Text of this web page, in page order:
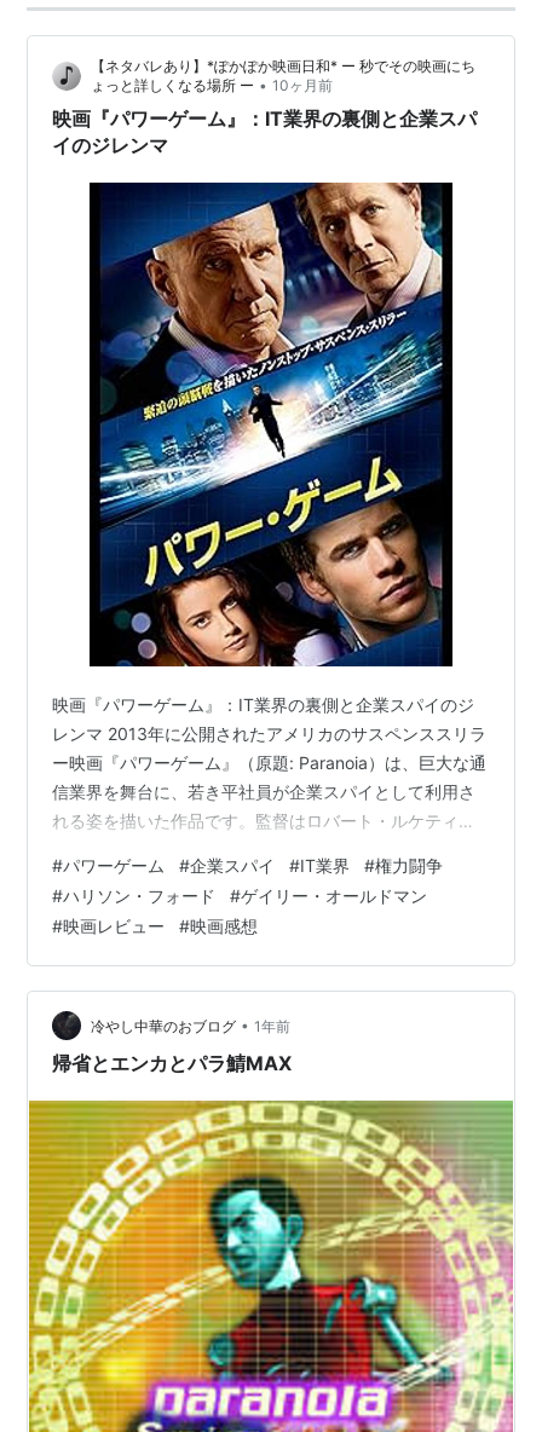
【ネタバレあり】*ぽかぽか映画日和* ー 秒でその映画にち
ょっと詳しくなる場所 ー • 10ヶ月前
映画『パワーゲーム』：IT業界の裏側と企業スパ
イのジレンマ
映画『パワーゲーム』：IT業界の裏側と企業スパイのジ
レンマ 2013年に公開されたアメリカのサスペンススリラ
ー映画『パワーゲーム』（原題: Paranoia）は、巨大な通
信業界を舞台に、若き平社員が企業スパイとして利用さ
れる姿を描いた作品です。監督はロバート・ルケティッ
人公は、ニューヨークのブルックリンで病気の父と二人
暮らしをするアダム・キャシディ。彼は急成長中の通信
会社ワイアット社に勤める野心的な青年ですが、なかな
か出世の機会に恵まれず、くすぶる日々を送っていま
す。ある日、上司からの不当な解雇通告を受けたアダム
は、衝動的に会社の資金を流用して…
#パワーゲーム #企業スパイ #IT業界 #権力闘争
#ハリソン・フォード #ゲイリー・オールドマン
#映画レビュー #映画感想
冷やし中華のおブログ • 1年前
帰省とエンカとパラ鯖MAX